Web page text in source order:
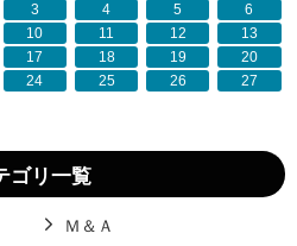
3 4 5
6
10 11 12
13
17 18 19
20
24 25 26
27
ゴリ一覧
Ｍ＆Ａ